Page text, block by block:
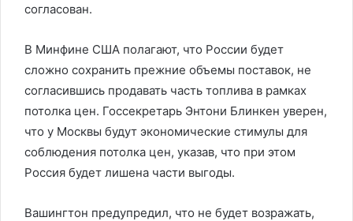
согласован.
В Минфине США полагают, что России будет
сложно сохранить прежние объемы поставок, не
согласившись продавать часть топлива в рамках
потолка цен. Госсекретарь Энтони Блинкен уверен,
что у Москвы будут экономические стимулы для
соблюдения потолка цен, указав, что при этом
Россия будет лишена части выгоды.
Вашингтон предупредил, что не будет возражать,